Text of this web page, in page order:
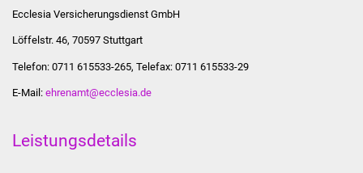
Wahlen
Ecclesia Versicherungsdienst GmbH
Löffelstr. 46, 70597 Stuttgart
Telefon: 0711 615533-265, Telefax: 0711 615533-29
E-Mail: ehrenamt@ecclesia.de
Leistungsdetails